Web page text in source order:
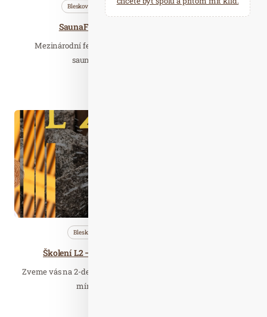
Bleskovky Saunování Wellness…
SaunaFest 2026: Finále Mistrovství ČR
Mezinárodní festival zážitkového saunování a slavnost
saunového divadla v INFINIT SEN.
Bleskovky
Školení L2 – Profi saunový mistr 18. - 19.5.2026
Zveme vás na 2-denní školení pro saunové mistry v obtížnosti
mírně až středně pokročilí, pro…